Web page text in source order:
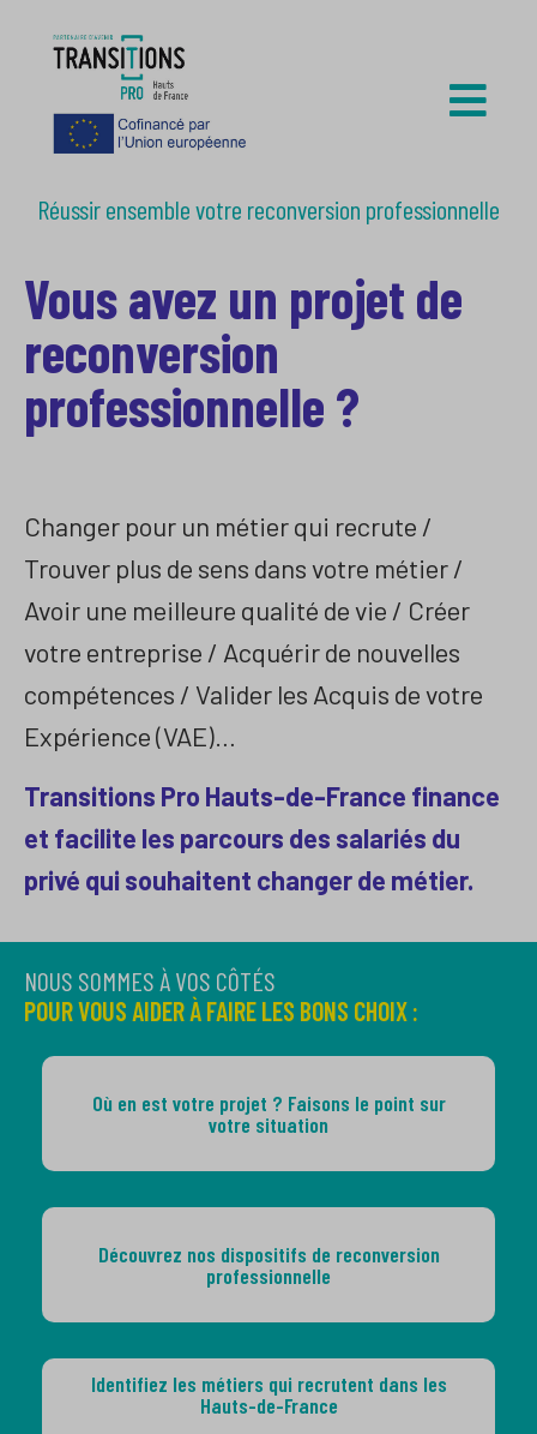
Réussir ensemble votre reconversion professionnelle
Vous avez un projet de
reconversion
professionnelle ?
Changer pour un métier qui recrute /
Trouver plus de sens dans votre métier /
Avoir une meilleure qualité de vie / Créer
votre entreprise / Acquérir de nouvelles
compétences / Valider les Acquis de votre
Expérience (VAE)…
Transitions Pro Hauts-de-France finance
et facilite les parcours des salariés du
privé qui souhaitent changer de métier.
NOUS SOMMES À VOS CÔTÉS
POUR VOUS AIDER À FAIRE LES BONS CHOIX :
Où en est votre projet ? Faisons le point sur
votre situation
Découvrez nos dispositifs de reconversion
professionnelle
Identifiez les métiers qui recrutent dans les
Hauts-de-France